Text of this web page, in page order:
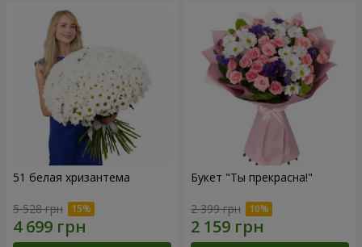
51 белая хризантема
5 528 грн
Букет "Ты прекрасна!"
2 399 грн